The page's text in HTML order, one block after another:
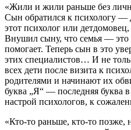
«Жили и жили раньше без
Сын обратился к психологу —
этот психолог или
Внушил сыну, что семья — это
помогает. Теперь сын в это
этих специалистов… И не
всех дети после визита к
родителями и начинают их
буква „Я“ — последняя буква
настрой психологов, к
«Кто-то раньше, кто-то позже,